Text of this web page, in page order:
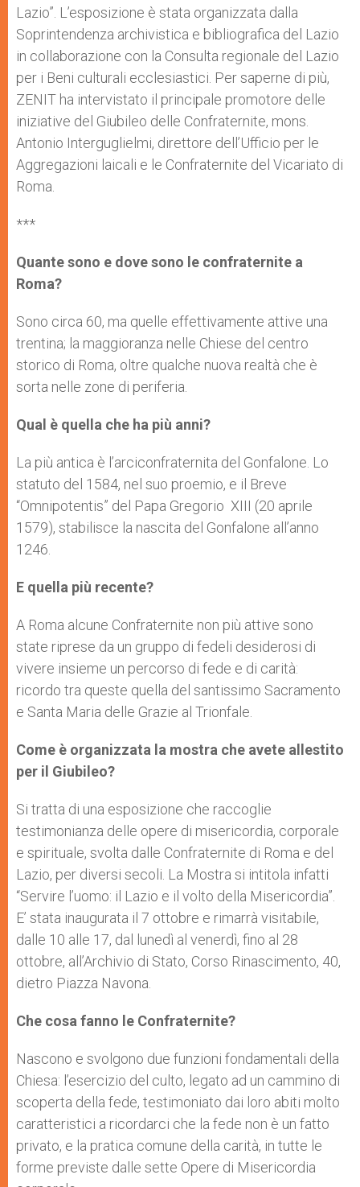
Lazio”. L’esposizione è stata organizzata dalla
Soprintendenza archivistica e bibliografica del Lazio
in collaborazione con la Consulta regionale del Lazio
per i Beni culturali ecclesiastici. Per saperne di più,
ZENIT ha intervistato il principale promotore delle
iniziative del Giubileo delle Confraternite, mons.
Antonio Interguglielmi, direttore dell’Ufficio per le
Aggregazioni laicali e le Confraternite del Vicariato di
Roma.
***
Quante sono e dove sono le confraternite a
Roma?
Sono circa 60, ma quelle effettivamente attive una
trentina; la maggioranza nelle Chiese del centro
storico di Roma, oltre qualche nuova realtà che è
sorta nelle zone di periferia.
Qual è quella che ha più anni?
La più antica è l’arciconfraternita del Gonfalone. Lo
statuto del 1584, nel suo proemio, e il Breve
“Omnipotentis” del Papa Gregorio XIII (20 aprile
1579), stabilisce la nascita del Gonfalone all’anno
1246.
E quella più recente?
A Roma alcune Confraternite non più attive sono
state riprese da un gruppo di fedeli desiderosi di
vivere insieme un percorso di fede e di carità:
ricordo tra queste quella del santissimo Sacramento
e Santa Maria delle Grazie al Trionfale.
Come è organizzata la mostra che avete allestito
per il Giubileo?
Si tratta di una esposizione che raccoglie
testimonianza delle opere di misericordia, corporale
e spirituale, svolta dalle Confraternite di Roma e del
Lazio, per diversi secoli. La Mostra si intitola infatti
“Servire l’uomo: il Lazio e il volto della Misericordia”.
E’ stata inaugurata il 7 ottobre e rimarrà visitabile,
dalle 10 alle 17, dal lunedì al venerdì, fino al 28
ottobre, all’Archivio di Stato, Corso Rinascimento, 40,
dietro Piazza Navona.
Che cosa fanno le Confraternite?
Nascono e svolgono due funzioni fondamentali della
Chiesa: l’esercizio del culto, legato ad un cammino di
scoperta della fede, testimoniato dai loro abiti molto
caratteristici a ricordarci che la fede non è un fatto
privato, e la pratica comune della carità, in tutte le
forme previste dalle sette Opere di Misericordia